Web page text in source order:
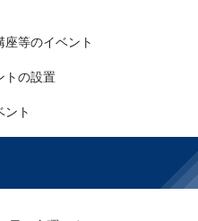
座等のイベント
トの設置
ント